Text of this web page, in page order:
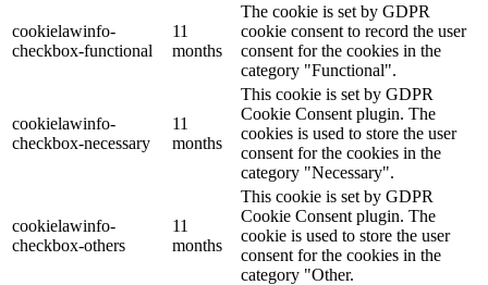
cookielawinfo-
checkbox-functional
11
months
The cookie is set by GDPR
cookie consent to record the user
consent for the cookies in the
category "Functional".
cookielawinfo-
checkbox-necessary
11
months
This cookie is set by GDPR
Cookie Consent plugin. The
cookies is used to store the user
consent for the cookies in the
category "Necessary".
cookielawinfo-
checkbox-others
11
months
This cookie is set by GDPR
Cookie Consent plugin. The
cookie is used to store the user
consent for the cookies in the
category "Other.